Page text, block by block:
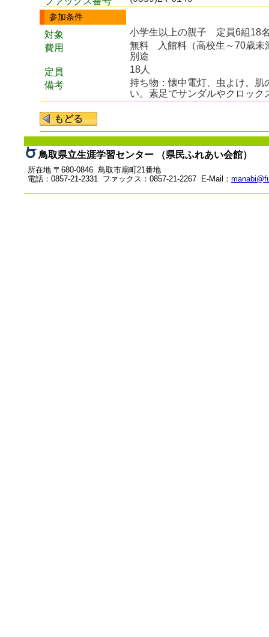
参加条件
対象
小学生以上の親子 定員6組18
費用
無料
入館料（高校生～70歳
別途
定員
18人
備考
持ち物：懐中電灯、虫よけ。肌
い。素足でサンダルやクロック
鳥取県立生涯学習センター （県民ふれあい会館）
所在地 〒680-0846 鳥取市扇町21番地
電話：0857-21-2331 ファックス：0857-21-2267 E-Mail：